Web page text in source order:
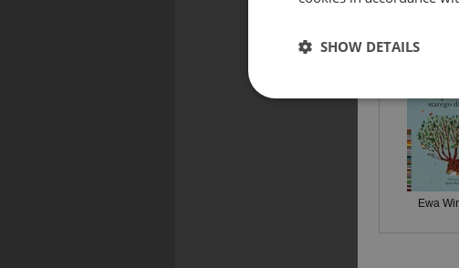
Ewa
SHOW DETAILS